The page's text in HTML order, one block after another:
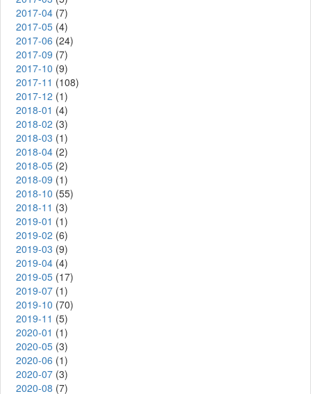
2017-04 (7)
2017-05 (4)
2017-06 (24)
2017-09 (7)
2017-10 (9)
2017-11 (108)
2017-12 (1)
2018-01 (4)
2018-02 (3)
2018-03 (1)
2018-04 (2)
2018-05 (2)
2018-09 (1)
2018-10 (55)
2018-11 (3)
2019-01 (1)
2019-02 (6)
2019-03 (9)
2019-04 (4)
2019-05 (17)
2019-07 (1)
2019-10 (70)
2019-11 (5)
2020-01 (1)
2020-05 (3)
2020-06 (1)
2020-07 (3)
2020-08 (7)